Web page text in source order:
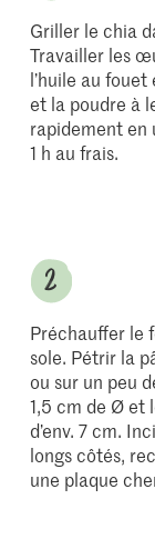
Griller le chia
Travailler les
l’huile au
et la poudre à
rapidement en
1 h au frais.
Préchauffer le
sole. Pétrir la
ou sur un peu
1,5 cm de Ø et
d’env. 7 cm.
longs côtés,
une plaque